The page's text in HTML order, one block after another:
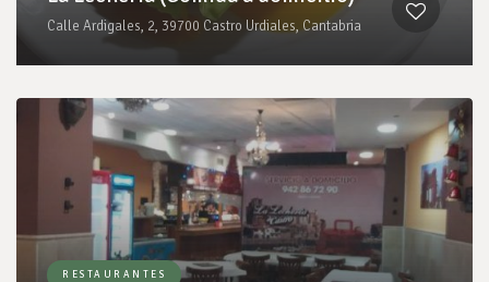
Calle Ardigales, 2, 39700 Castro Urdiales, Cantabria
RESTAURANTES